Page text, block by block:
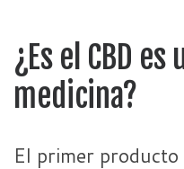
¿Es el CBD
medicina?
El primer